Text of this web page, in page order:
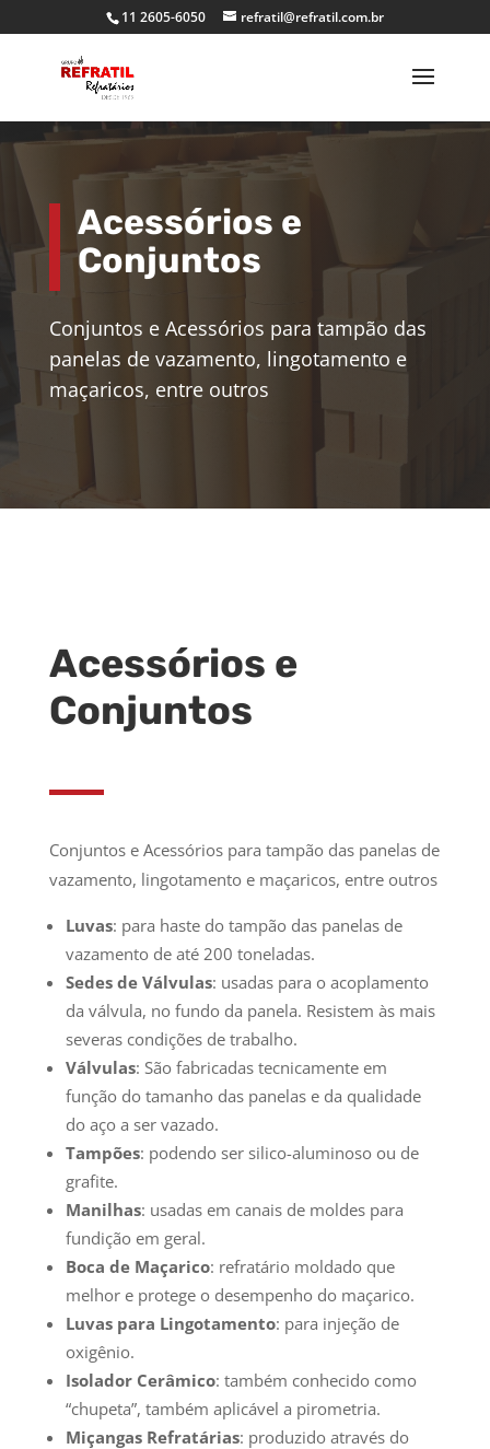
11 2605-6050 refratil@refratil.com.br
Acessórios e
Conjuntos
Conjuntos e Acessórios para tampão das
panelas de vazamento, lingotamento e
maçaricos, entre outros
Acessórios e
Conjuntos
Conjuntos e Acessórios para tampão das panelas de
vazamento, lingotamento e maçaricos, entre outros
Luvas: para haste do tampão das panelas de
vazamento de até 200 toneladas.
Sedes de Válvulas: usadas para o acoplamento
da válvula, no fundo da panela. Resistem às mais
severas condições de trabalho.
Válvulas: São fabricadas tecnicamente em
função do tamanho das panelas e da qualidade
do aço a ser vazado.
Tampões: podendo ser silico-aluminoso ou de
grafite.
Manilhas: usadas em canais de moldes para
fundição em geral.
Boca de Maçarico: refratário moldado que
melhor e protege o desempenho do maçarico.
Luvas para Lingotamento: para injeção de
oxigênio.
Isolador Cerâmico: também conhecido como
“chupeta”, também aplicável a pirometria.
Miçangas Refratárias: produzido através do